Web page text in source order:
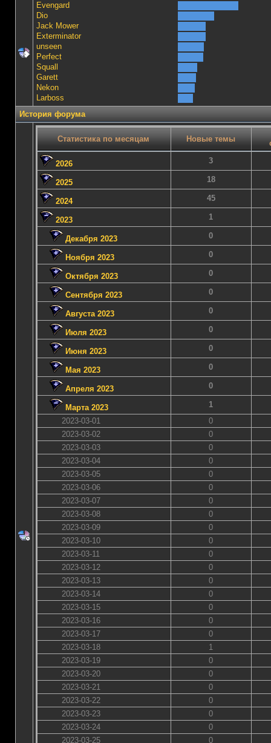
Evengard
Dio
Jack Mower
Exterminator
unseen
Perfect
Squall
Garett
Nekon
Lаrboss
История форума
Статистика по месяцам Новые темы
2026 3
2025 18
2024 45
2023 1
Декабря 2023 0
Ноября 2023 0
Октября 2023 0
Сентября 2023 0
Августа 2023 0
Июля 2023 0
Июня 2023 0
Мая 2023 0
Апреля 2023 0
Марта 2023
1
2023-03-01
0
2023-03-02
0
2023-03-03
0
2023-03-04
0
2023-03-05
0
2023-03-06
0
2023-03-07
0
2023-03-08
0
2023-03-09
0
2023-03-10
0
2023-03-11
0
2023-03-12
0
2023-03-13
0
2023-03-14
0
2023-03-15
0
2023-03-16
0
2023-03-17
0
2023-03-18
1
2023-03-19
0
2023-03-20
0
2023-03-21
0
2023-03-22
0
2023-03-23
0
2023-03-24
0
2023-03-25
0